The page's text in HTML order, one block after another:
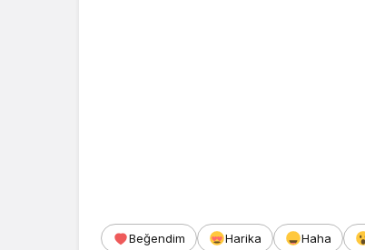
Beğendim Harika Haha